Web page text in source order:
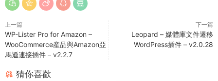
上一篇
WP-Lister Pro for Amazon –
WooCommerce産品與Amazon亞
馬遜連接插件 – v2.2.7
下一篇
Leopard – 媒體庫文件遷移
WordPress插件 – v2.0.28
猜你喜歡